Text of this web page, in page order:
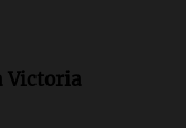
Victoria